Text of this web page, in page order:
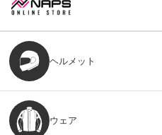
ヘルメット
ウェア